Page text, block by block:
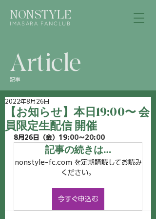
NONSTYLE
IMASARA FANCLUB
Article
記事
【お知らせ】本日19:00〜 会
員限定生配信 開催
2022年8月26日
8月26日（金）19:00〜20:00
記事の続きは…
nonstyle-fc.com を定期購読してお読み
ください。
今すぐ申込む